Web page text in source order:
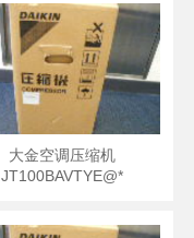
大金空调压缩机
JT100BAVTYE@*